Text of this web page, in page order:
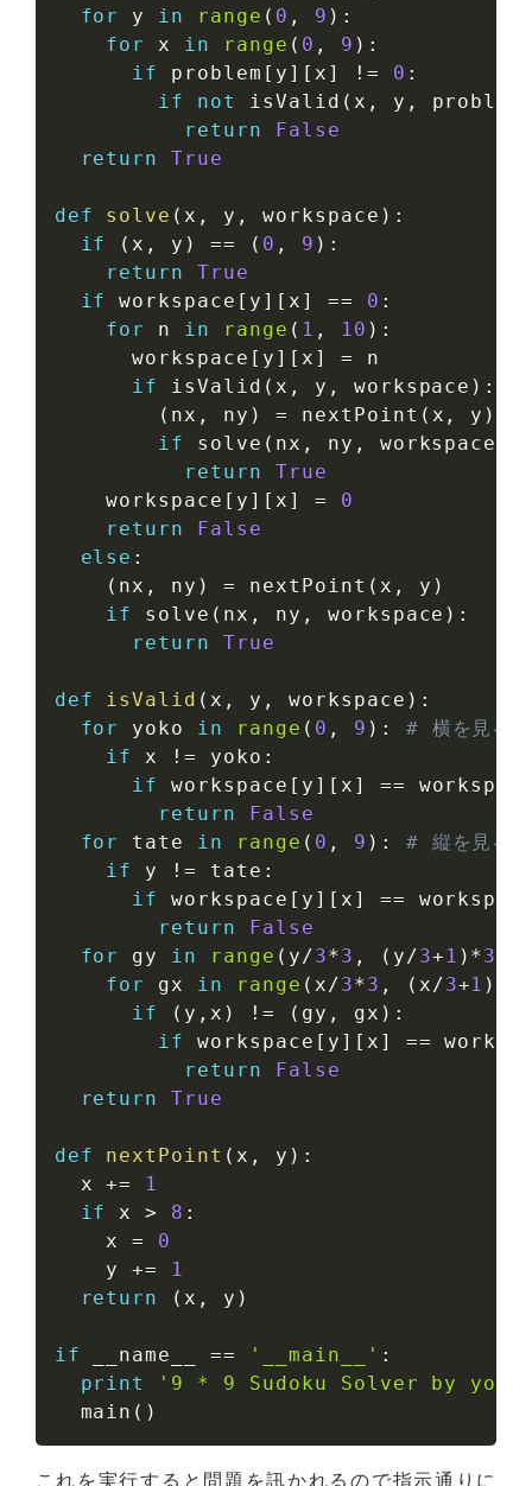
for
y in range ( 0 , 9 ) :
for
x in range ( 0 , 9 ) :
if
problem [ y ] [ x ] != 0 :
if
not isValid ( x , y , problem
return
False
return
True
def solve ( x , y , workspace ) :
if
( x , y ) == ( 0 , 9 ) :
return
True
if
workspace [ y ] [ x ] == 0 :
for
n in range ( 1 , 10 ) :
      workspace
[ y ] [ x ] = n
if
isValid ( x , y , workspace ) :
( nx , ny ) = nextPoint ( x , y )
if
solve ( nx , ny , workspace
return
True
    workspace
[ y ] [ x ] =
0
return
False
else :
( nx , ny ) = nextPoint ( x , y )
if
solve ( nx , ny , workspace ) :
return
True
def isValid ( x , y , workspace ) :
for
yoko in range ( 0 , 9 ) :
# 横を見る
if
x != yoko :
if
workspace [ y ] [ x ] ==
return
False
for
tate in range ( 0 , 9 ) :
# 縦を見る
if
y != tate :
if
workspace [ y ] [ x ] ==
return
False
for
gy in range ( y /3*3 , ( y /3+ 1 ) *3
for
gx in range ( x /3*3 , ( x /3+1 )
if
( y , x ) != ( gy , gx ) :
if
workspace [ y ] [ x ] ==
return
False
return
True
def nextPoint ( x , y ) :
  x
+=
1
if
x > 8 :
    x
=
0
    y
+=
1
return
( x , y )
if __name__ == '__main__' :
print
'9 * 9 Sudoku Solver by
  main
( )
これを実行すると問題を訊かれるので指示通りに